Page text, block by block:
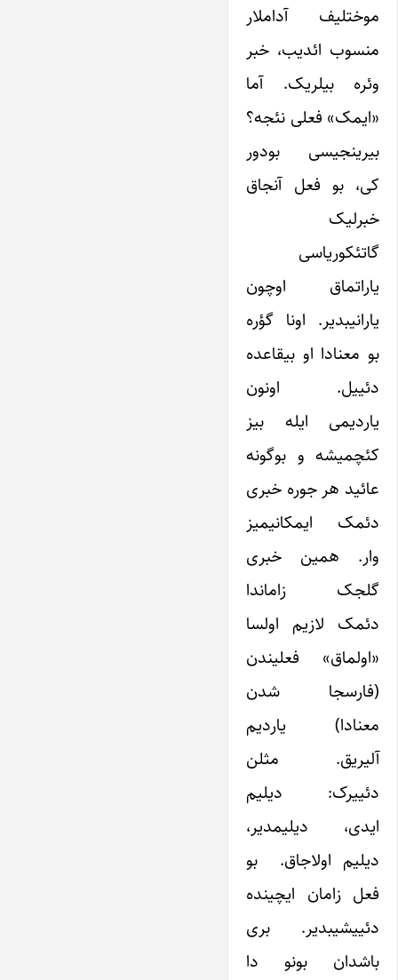
موختلیف آداملار
منسوب ائدیب، خبر
وئره بیلریک. آما
«ایمک» فعلی نئجه؟
بیرینجیسی بودور
کی، بو فعل آنجاق
خبرلیک
گاتئکوریاسی
یاراتماق اوچون
یارانیبدیر. اونا گؤره
بو معنادا او بیقاعده
دئییل. اونون
یاردیمی ایله بیز
کئچمیشه و بوگونه
عائید هر جوره خبری
دئمک ایمکانیمیز
وار. همین خبری
گلجک زاماندا
دئمک لازیم اولسا
«اولماق» فعلیندن
(فارسجا شدن
معنادا) یاردیم
آلیریق. مثلن
دئییرک: دیلیم
ایدی، دیلیمدیر،
دیلیم اولاجاق. بو
فعل زامان ایچینده
دئییشیبدیر. بری
باشدان بونو دا